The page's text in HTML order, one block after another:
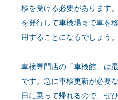
検を受ける必要があります
を発行して車検場まで車を
用することになるでしょう。
車検専門店の「車検館」は
です。急に車検更新が必要
日に乗って帰れるので、ぜ